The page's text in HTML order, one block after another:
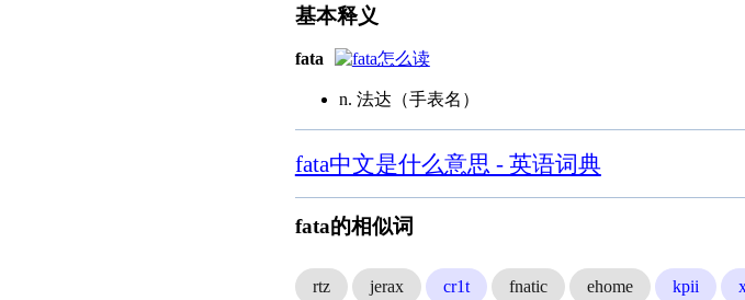
基本释义
fata
n. 法达（手表名）
fata中文是什么意思 - 英语词典
fata的相似词
rtz jerax cr1t fnatic ehome kpii